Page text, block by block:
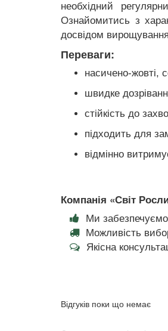
необхідний
Ознайомитись з
досвідом
Переваги:
насичено-жовті,
швидке
стійкість до
підходить для
відмінно
Компанія «Світ
Ми
Можливість
Якісна
Відгуків поки що немає